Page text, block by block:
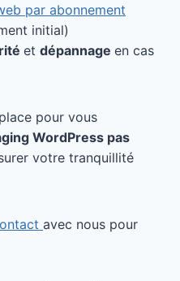
par abonnement
initial)
et dépannage en cas
pour vous
WordPress pas
votre tranquillité
avec nous pour